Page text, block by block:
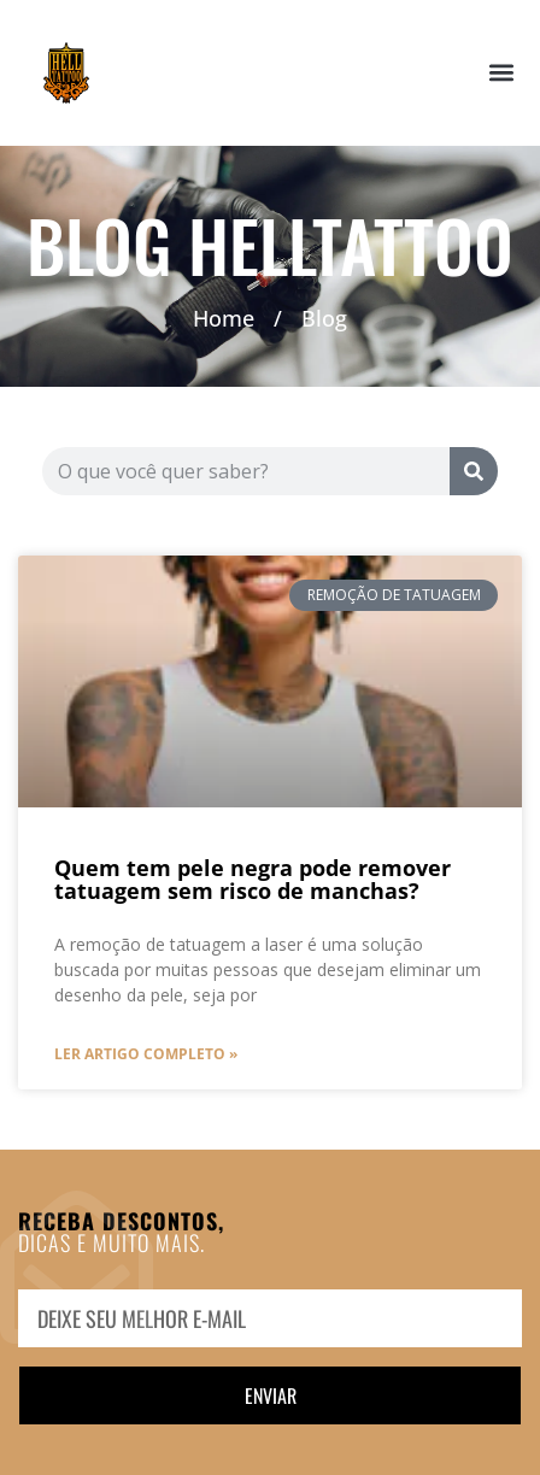
BLOG HELLTATTOO
Home / Blog
REMOÇÃO DE TATUAGEM
Quem tem pele negra pode remover
tatuagem sem risco de manchas?
A remoção de tatuagem a laser é uma solução
buscada por muitas pessoas que desejam eliminar um
desenho da pele, seja por
LER ARTIGO COMPLETO »
RECEBA DESCONTOS,
DICAS E MUITO MAIS.
ENVIAR